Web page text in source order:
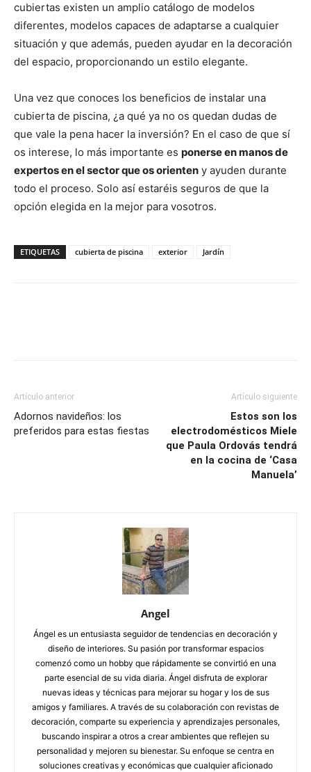
cubiertas existen un amplio catálogo de modelos
diferentes, modelos capaces de adaptarse a cualquier
situación y que además, pueden ayudar en la decoración
del espacio, proporcionando un estilo elegante.
Una vez que conoces los beneficios de instalar una
cubierta de piscina, ¿a qué ya no os quedan dudas de
que vale la pena hacer la inversión? En el caso de que sí
os interese, lo más importante es ponerse en manos de
expertos en el sector que os orienten y ayuden durante
todo el proceso. Solo así estaréis seguros de que la
opción elegida en la mejor para vosotros.
ETIQUETAS cubierta de piscina exterior Jardín
Artículo anterior
Adornos navideños: los
preferidos para estas fiestas
Artículo siguiente
Estos son los
electrodomésticos Miele
que Paula Ordovás tendrá
en la cocina de ‘Casa
Manuela’
Angel
Ángel es un entusiasta seguidor de tendencias en decoración y
diseño de interiores. Su pasión por transformar espacios
comenzó como un hobby que rápidamente se convirtió en una
parte esencial de su vida diaria. Ángel disfruta de explorar
nuevas ideas y técnicas para mejorar su hogar y los de sus
amigos y familiares. A través de su colaboración con revistas de
decoración, comparte su experiencia y aprendizajes personales,
buscando inspirar a otros a crear ambientes que reflejen su
personalidad y mejoren su bienestar. Su enfoque se centra en
soluciones creativas y económicas que cualquier aficionado